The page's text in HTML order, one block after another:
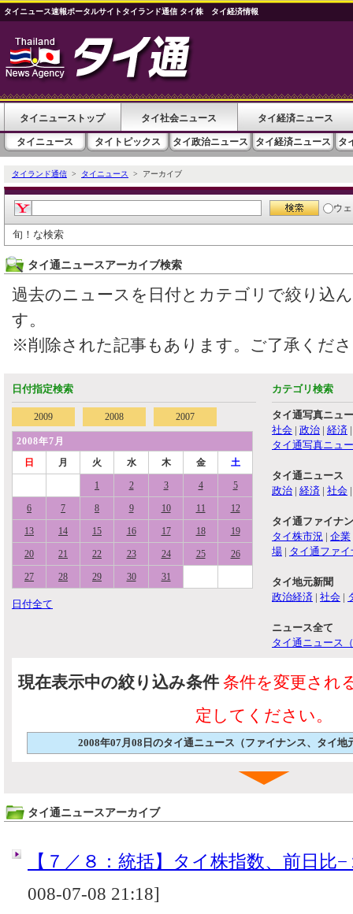
タイニュース速報ポータルサイトタイランド通信 タイ株 タイ経済情報
タイニューストップ タイ社会ニュース タイ経済ニュース
タイニュース タイトピックス タイ政治ニュース タイ経済ニュース タ
タイランド通信 > タイニュース > アーカイブ
ウ
旬！な検索
タイ通ニュースアーカイブ検索
過去のニュースを日付とカテゴリで絞り込
す。
※削除された記事もあります。ご了承くだ
日付指定検索
2009 2008 2007
2008年7月
日
月 火 水 木 金 土
1 2 3 4 5
6 7 8 9 10 11 12
13 14 15 16 17 18 19
20 21 22 23 24 25 26
27 28 29 30 31
日付全て
カテゴリ検索
タイ通写真ニュ
社会 | 政治 | 経済
タイ通写真ニュ
タイ通ニュース
政治 | 経済 | 社会
タイ通ファイナ
タイ株市況 | 企業
場 | タイ通ファ
タイ地元新聞
政治経済 | 社会 |
ニュース全て
タイ通ニュース
現在表示中の絞り込み条件 条件を変更され
定してください。
2008年07月08日のタイ通ニュース（ファイナンス、タイ地
タイ通ニュースアーカイブ
【７／８：統括】タイ株指数、前日比
008-07-08 21:18]